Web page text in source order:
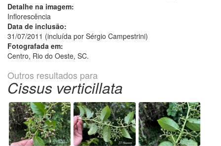
Detalhe na imagem:
Inflorescência
Data de inclusão:
31/07/2011 (incluída por Sérgio Campestrini)
Fotografada em:
Centro, Rio do Oeste, SC.
Outros resultados para
Cissus verticillata